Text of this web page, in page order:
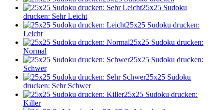
25x25 Sudoku
drucken: Sehr Leicht
25x25 Sudoku drucken:
Leicht
25x25 Sudoku drucken:
Normal
25x25 Sudoku drucken:
Schwer
25x25 Sudoku
drucken: Sehr Schwer
25x25 Sudoku drucken:
Killer